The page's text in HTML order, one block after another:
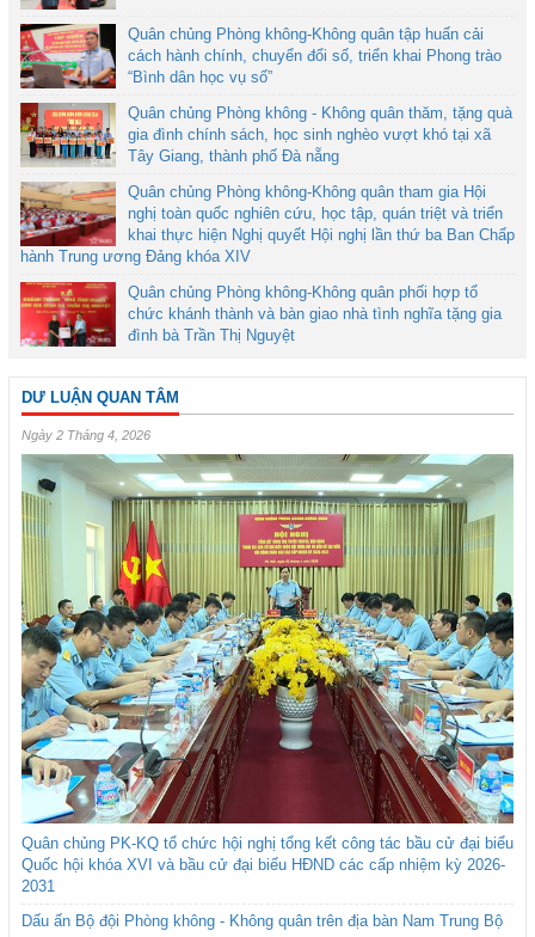
Quân chủng Phòng không-Không quân tập huấn cải
cách hành chính, chuyển đổi số, triển khai Phong trào
“Bình dân học vụ số”
Quân chủng Phòng không - Không quân thăm, tặng quà
gia đình chính sách, học sinh nghèo vượt khó tại xã
Tây Giang, thành phố Đà nẵng
Quân chủng Phòng không-Không quân tham gia Hội
nghị toàn quốc nghiên cứu, học tập, quán triệt và triển
khai thực hiện Nghị quyết Hội nghị lần thứ ba Ban Chấp
hành Trung ương Đảng khóa XIV
Quân chủng Phòng không-Không quân phối hợp tổ
chức khánh thành và bàn giao nhà tình nghĩa tặng gia
đình bà Trần Thị Nguyệt
DƯ LUẬN QUAN TÂM
Ngày 2 Tháng 4, 2026
Quân chủng PK-KQ tổ chức hội nghị tổng kết công tác bầu cử đại biểu
Quốc hội khóa XVI và bầu cử đại biểu HĐND các cấp nhiệm kỳ 2026-
2031
Dấu ấn Bộ đội Phòng không - Không quân trên địa bàn Nam Trung Bộ